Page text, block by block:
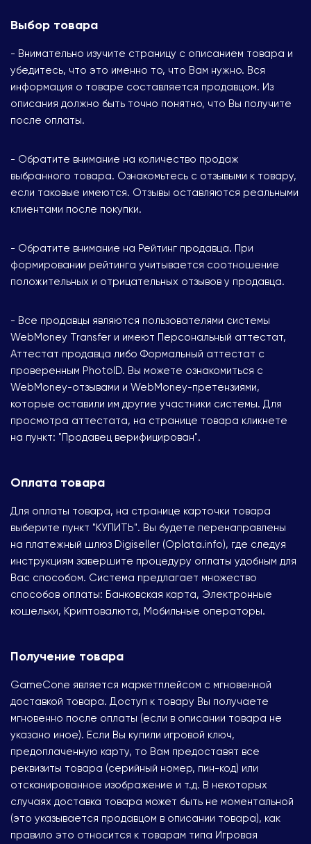
Выбор товара
- Внимательно изучите страницу с описанием товара и
убедитесь, что это именно то, что Вам нужно. Вся
информация о товаре составляется продавцом. Из
описания должно быть точно понятно, что Вы получите
после оплаты.
- Обратите внимание на количество продаж
выбранного товара. Ознакомьтесь с отзывыми к товару,
если таковые имеются. Отзывы оставляются реальными
клиентами после покупки.
- Обратите внимание на Рейтинг продавца. При
формировании рейтинга учитывается соотношение
положительных и отрицательных отзывов у продавца.
- Все продавцы являются пользователями системы
WebMoney Transfer и имеют Персональный аттестат,
Аттестат продавца либо Формальный аттестат с
проверенным PhotoID. Вы можете ознакомиться с
WebMoney-отзывами и WebMoney-претензиями,
которые оставили им другие участники системы. Для
просмотра аттестата, на странице товара кликнете
на пункт: "Продавец верифицирован".
Оплата товара
Для оплаты товара, на странице карточки товара
выберите пункт "КУПИТЬ". Вы будете перенаправлены
на платежный шлюз Digiseller (Oplata.info), где следуя
инструкциям завершите процедуру оплаты удобным для
Вас способом. Система предлагает множество
способов оплаты: Банковская карта, Электронные
кошельки, Криптовалюта, Мобильные операторы.
Получение товара
GameCone является маркетплейсом с мгновенной
доставкой товара. Доступ к товару Вы получаете
мгновенно после оплаты (если в описании товара не
указано иное). Если Вы купили игровой ключ,
предоплаченную карту, то Вам предоставят все
реквизиты товара (серийный номер, пин-код) или
отсканированное изображение и т.д. В некоторых
случаях доставка товара может быть не моментальной
(это указывается продавцом в описании товара), как
правило это относится к товарам типа Игровая